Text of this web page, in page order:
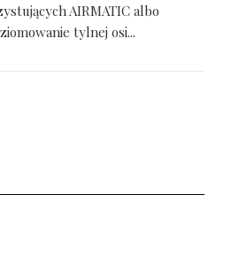
AIRMATIC albo
tylnej osi...